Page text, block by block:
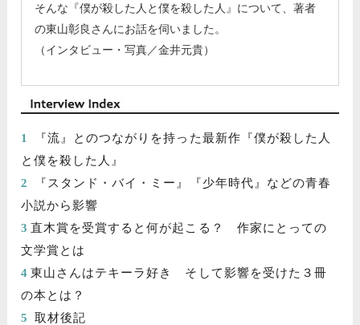
そんな『僕が殺した人と僕を殺した人』について、著者
の東山彰良さんにお話を伺いました。
（インタビュー・写真／金井元貴）
『流』とのつながりを持った最新作『僕が殺した人
と僕を殺した人』
『スタンド・バイ・ミー』『少年時代』などの青春
小説から影響
直木賞を受賞すると何が起こる？ 作家にとっての
文学賞とは
東山さんはテキーラ好き そして影響を受けた３冊
の本とは？
取材後記